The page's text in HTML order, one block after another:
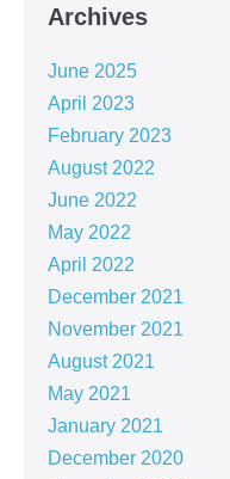
Archives
June 2025
April 2023
February 2023
August 2022
June 2022
May 2022
April 2022
December 2021
November 2021
August 2021
May 2021
January 2021
December 2020